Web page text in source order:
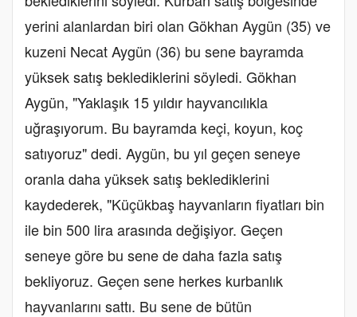
yerini alanlardan biri olan Gökhan Aygün (35) ve
kuzeni Necat Aygün (36) bu sene bayramda
yüksek satış beklediklerini söyledi. Gökhan
Aygün, "Yaklaşık 15 yıldır hayvancılıkla
uğraşıyorum. Bu bayramda keçi, koyun, koç
satıyoruz" dedi. Aygün, bu yıl geçen seneye
oranla daha yüksek satış beklediklerini
kaydederek, "Küçükbaş hayvanların fiyatları bin
ile bin 500 lira arasında değişiyor. Geçen
seneye göre bu sene de daha fazla satış
bekliyoruz. Geçen sene herkes kurbanlık
hayvanlarını sattı. Bu sene de bütün